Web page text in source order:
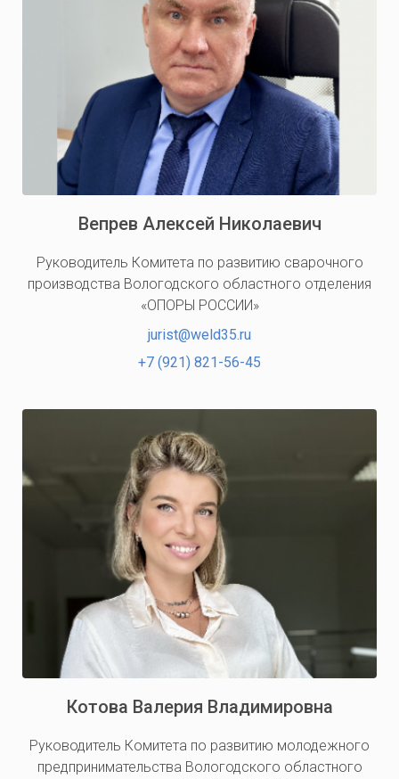
Вепрев Алексей Николаевич
Руководитель Комитета по развитию сварочного
производства Вологодского областного отделения
«ОПОРЫ РОССИИ»
jurist@weld35.ru
+7 (921) 821-56-45
Котова Валерия Владимировна
Руководитель Комитета по развитию молодежного
предпринимательства Вологодского областного